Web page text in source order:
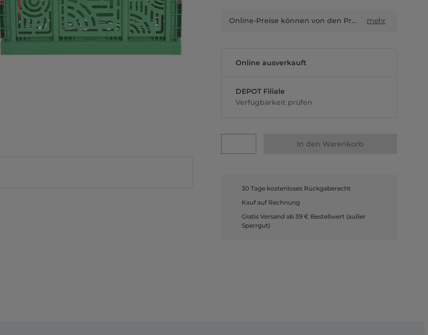
Online-Preise können von den Preisen in Filialen sowie Shop-in-Shop-Flächen abweichen. mehr
Online ausverkauft
DEPOT Filiale
Verfügbarkeit prüfen
In den Warenkorb
30 Tage kostenloses Rückgaberecht
Kauf auf Rechnung
Gratis Versand ab 39 € Bestellwert (außer
Sperrgut)